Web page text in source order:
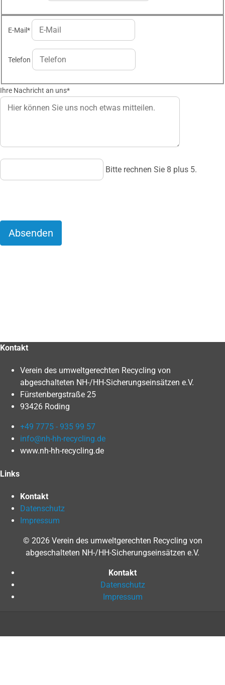
E-Mail*
Telefon
Ihre Nachricht an uns*
Bitte rechnen Sie 8 plus 5.
Absenden
Kontakt
Verein des umweltgerechten Recycling von
abgeschalteten NH-/HH-Sicherungseinsätzen e.V.
Fürstenbergstraße 25
93426 Roding
+49 7775 - 935 99 57
info@nh-hh-recycling.de
www.nh-hh-recycling.de
Links
Kontakt
Datenschutz
Impressum
© 2026 Verein des umweltgerechten Recycling von
abgeschalteten NH-/HH-Sicherungseinsätzen e.V.
Kontakt
Datenschutz
Impressum